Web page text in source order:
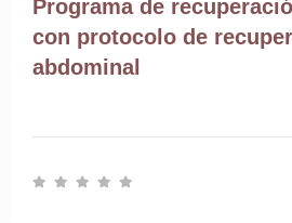
Programa de
con protocolo de
abdominal